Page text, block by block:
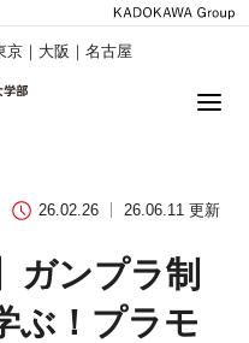
｜大阪｜名古屋
26.02.26 26.06.11 更新
ガンプラ制
ぶ！プラモ